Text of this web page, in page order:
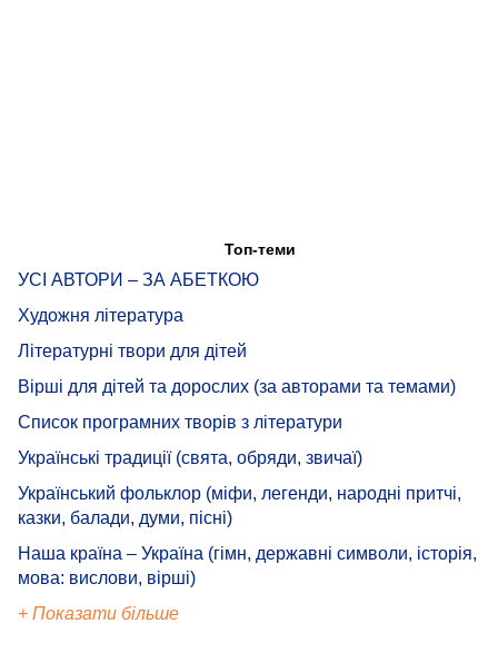
Топ-теми
УСІ АВТОРИ – ЗА АБЕТКОЮ
Художня література
Літературні твори для дітей
Вірші для дітей та дорослих (за авторами та темами)
Список програмних творів з літератури
Українські традиції (свята, обряди, звичаї)
Український фольклор (міфи, легенди, народні притчі,
казки, балади, думи, пісні)
Наша країна – Україна (гімн, державні символи, історія,
мова: вислови, вірші)
+ Показати більше